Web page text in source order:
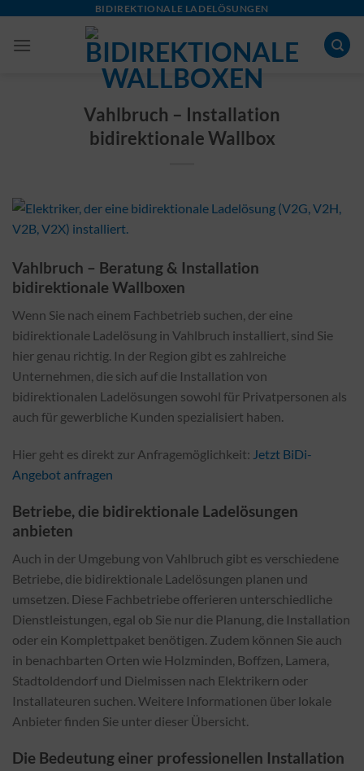
content
BIDIREKTIONALE LADELÖSUNGEN
Vahlbruch – Installation
bidirektionale Wallbox
Vahlbruch – Beratung & Installation
bidirektionale Wallboxen
Wenn Sie nach einem Fachbetrieb suchen, der eine
bidirektionale Ladelösung in Vahlbruch installiert, sind Sie
hier genau richtig. In der Region gibt es zahlreiche
Unternehmen, die sich auf die Installation von
bidirektionalen Ladelösungen sowohl für Privatpersonen als
auch für gewerbliche Kunden spezialisiert haben.
Hier geht es direkt zur Anfragemöglichkeit: Jetzt BiDi-
Angebot anfragen
Betriebe, die bidirektionale Ladelösungen
anbieten
Auch in der Umgebung von Vahlbruch gibt es verschiedene
Betriebe, die bidirektionale Ladelösungen planen und
umsetzen. Diese Fachbetriebe offerieren unterschiedliche
Dienstleistungen, egal ob Sie nur die Planung, die Installation
oder ein Komplettpaket benötigen. Zudem können Sie auch
in benachbarten Orten wie Holzminden, Boffzen, Lamera,
Stadtoldendorf und Dielmissen nach Elektrikern oder
Installateuren suchen. Weitere Informationen über lokale
Anbieter finden Sie unter dieser Übersicht.
Die Bedeutung einer professionellen Installation